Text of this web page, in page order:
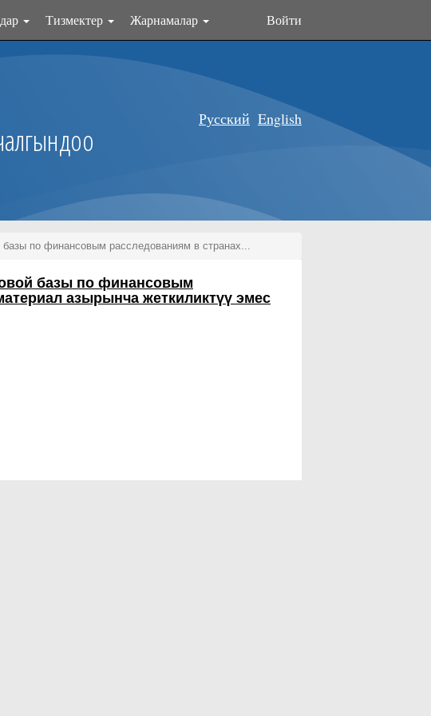
Тизмектер Жарнамалар Войти
Русский English
базы по финансовым расследованиям в странах...
базы по финансовым
азырынча жеткиликтүү эмес